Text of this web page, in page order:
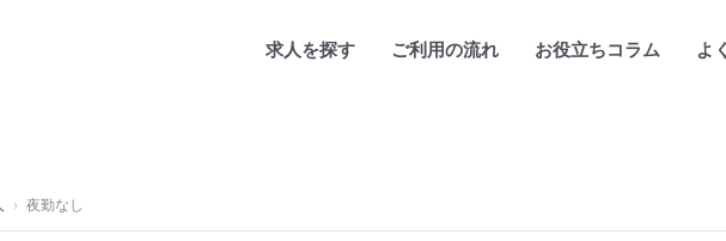
求人を探す ご利用の流れ お役立ちコラム よ
› 夜勤なし